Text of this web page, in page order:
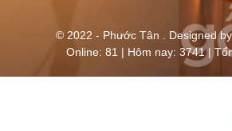
© 2022 - Phước Tân . Designed
Online: 81 | Hôm nay: 3741 |